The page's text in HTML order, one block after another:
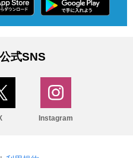
式SNS
Instagram